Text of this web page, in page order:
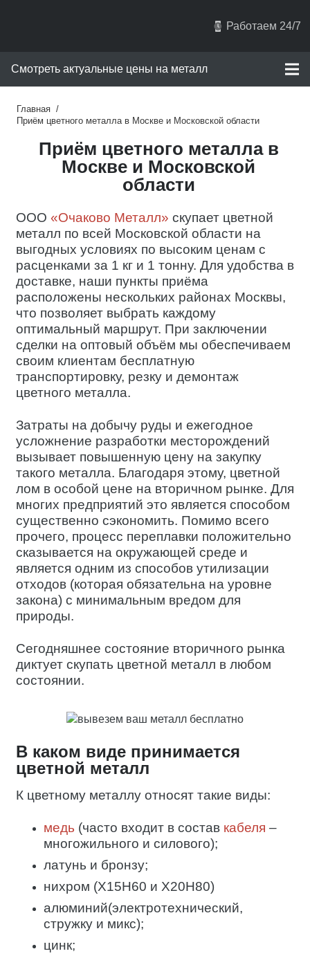
Работаем 24/7
Смотреть актуальные цены на металл
Главная /
Приём цветного металла в Москве и Московской области
Приём цветного металла в
Москве и Московской
области
ООО «Очаково Металл» скупает цветной
металл по всей Московской области на
выгодных условиях по высоким ценам с
расценками за 1 кг и 1 тонну. Для удобства в
доставке, наши пункты приёма
расположены нескольких районах Москвы,
что позволяет выбрать каждому
оптимальный маршрут. При заключении
сделки на оптовый объём мы обеспечиваем
своим клиентам бесплатную
транспортировку, резку и демонтаж
цветного металла.
Затраты на добычу руды и ежегодное
усложнение разработки месторождений
вызывает повышенную цену на закупку
такого металла. Благодаря этому, цветной
лом в особой цене на вторичном рынке. Для
многих предприятий это является способом
существенно сэкономить. Помимо всего
прочего, процесс переплавки положительно
сказывается на окружающей среде и
является одним из способов утилизации
отходов (которая обязательна на уровне
закона) с минимальным вредом для
природы.
Сегодняшнее состояние вторичного рынка
диктует скупать цветной металл в любом
состоянии.
В каком виде принимается
цветной металл
К цветному металлу относят такие виды:
медь (часто входит в состав кабеля –
многожильного и силового);
латунь и бронзу;
нихром (X15H60 и X20H80)
алюминий(электротехнический,
стружку и микс);
цинк;